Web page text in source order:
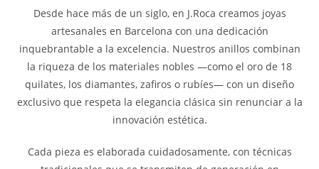
Desde hace más de un siglo, en J.Roca creamos joyas
artesanales en Barcelona con una dedicación
inquebrantable a la excelencia. Nuestros anillos combinan
la riqueza de los materiales nobles —como el oro de 18
quilates, los diamantes, zafiros o rubíes— con un diseño
exclusivo que respeta la elegancia clásica sin renunciar a la
innovación estética.
Cada pieza es elaborada cuidadosamente, con técnicas